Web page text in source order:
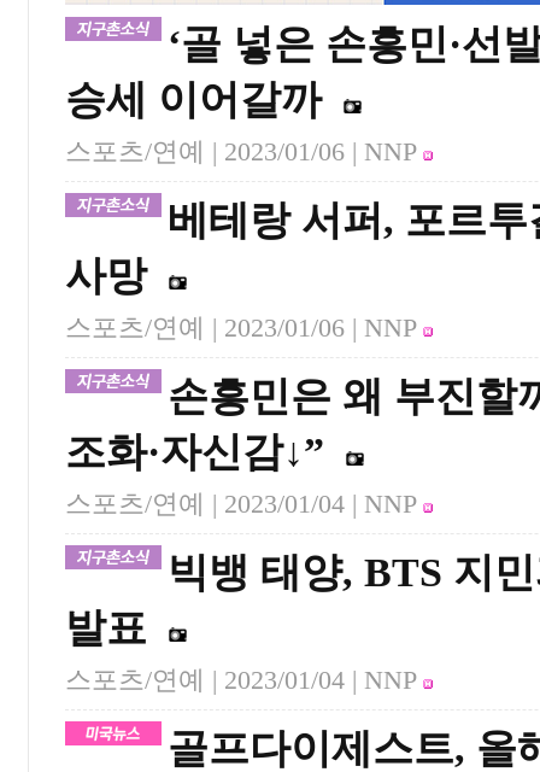
‘골 넣은 손흥민·선
승세 이어갈까
스포츠/연예 | 2023/01/06 | NNP
베테랑 서퍼, 포르투
사망
스포츠/연예 | 2023/01/06 | NNP
손흥민은 왜 부진
조화·자신감↓”
스포츠/연예 | 2023/01/04 | NNP
빅뱅 태양, BTS 지
발표
스포츠/연예 | 2023/01/04 | NNP
골프다이제스트, 올